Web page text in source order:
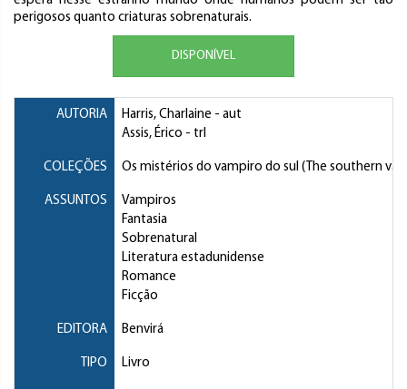
perigosos quanto criaturas sobrenaturais.
DISPONÍVEL
AUTORIA Harris, Charlaine - aut
Assis, Érico - trl
COLEÇÕES Os mistérios do vampiro do sul (The southern
ASSUNTOS
Vampiros
Fantasia
Sobrenatural
Literatura estadunidense
Romance
Ficção
EDITORA Benvirá
TIPO Livro